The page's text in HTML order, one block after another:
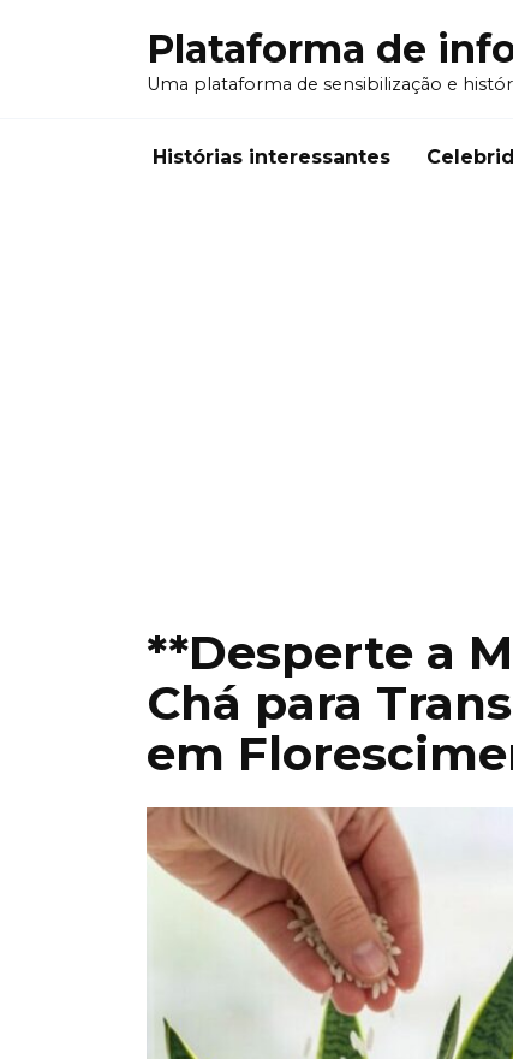
Plataforma de
Uma plataforma de sensibilização e
Histórias interessantes
**Desperte a
Chá para
em